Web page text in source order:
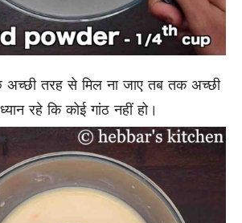
तरह से मिल ना जाए तब तक अच्छी
रहे कि कोई गांठ नहीं हो।